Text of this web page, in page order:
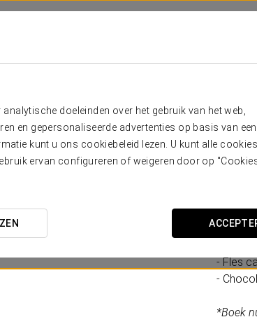
doeleinden over het gebruik van het web,
en gepersonaliseerde advertenties op basis van
kunt u ons cookiebeleid lezen. U kunt alle cookies
ervan configureren of weigeren door op
Mis
het
- Late
- Fles
-
*Boek